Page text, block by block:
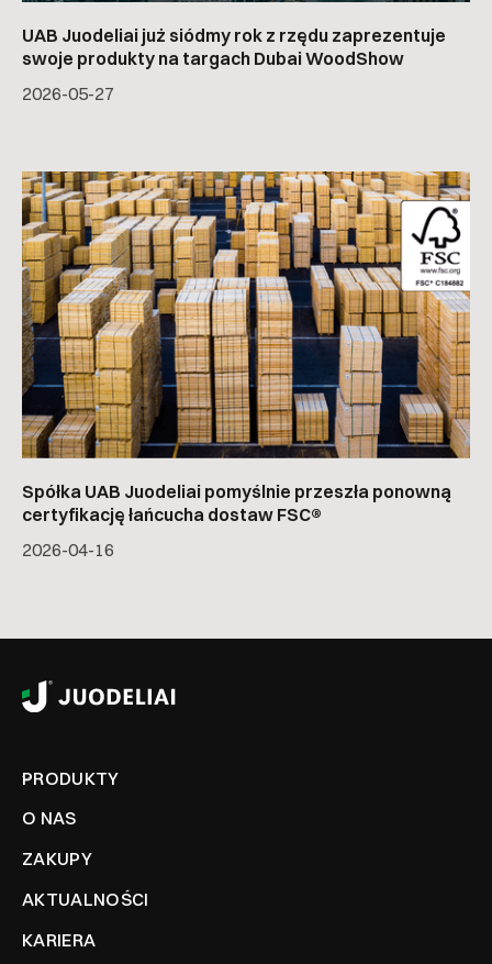
UAB Juodeliai już siódmy rok z rzędu zaprezentuje
swoje produkty na targach Dubai WoodShow
2026-05-27
Spółka UAB Juodeliai pomyślnie przeszła ponowną
certyfikację łańcucha dostaw FSC®
2026-04-16
PRODUKTY
O NAS
ZAKUPY
AKTUALNOŚCI
KARIERA